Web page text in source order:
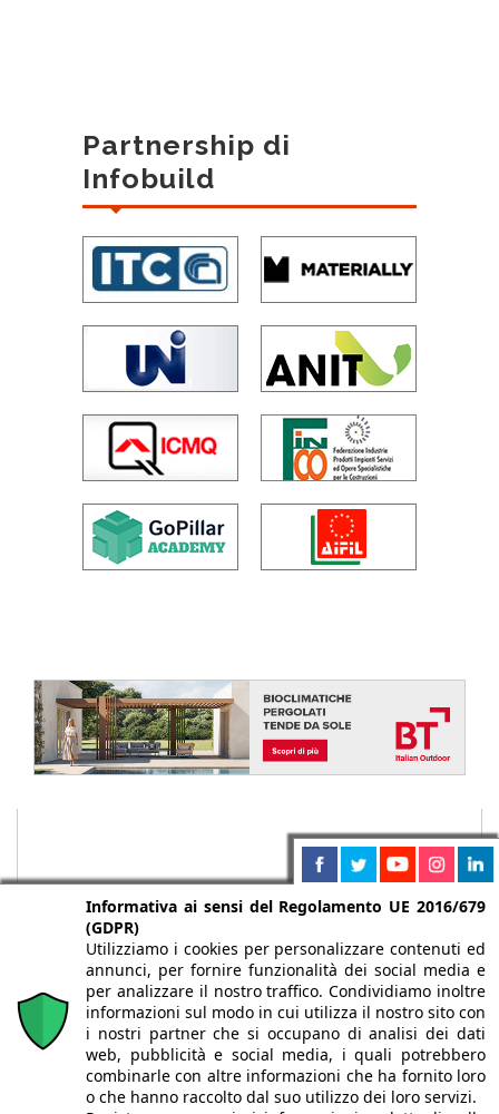
Partnership di
Infobuild
Chi siamo Autori Per la tua pubblicità
Iscriviti alla
newsletter
Informativa ai sensi del Regolamento UE 2016/679
(GDPR)
Utilizziamo i cookies per personalizzare contenuti ed
annunci, per fornire funzionalità dei social media e
per analizzare il nostro traffico. Condividiamo inoltre
informazioni sul modo in cui utilizza il nostro sito con
i nostri partner che si occupano di analisi dei dati
web, pubblicità e social media, i quali potrebbero
combinarle con altre informazioni che ha fornito loro
o che hanno raccolto dal suo utilizzo dei loro servizi.